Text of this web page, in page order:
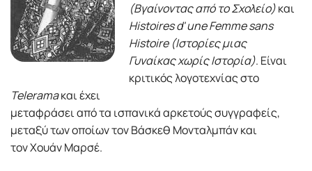
(Βγαίνοντας από το Σχολείο)και
Histoires d' une Femme sans
Histoire (Ιστορίες μιας
Γυναίκας χωρίς Ιστορία). Είναι
κριτικός λογοτεχνίας στο
Teleramaκαι έχει
μεταφράσει από τα ισπανικά αρκετούς συγγραφείς,
μεταξύ των οποίων τον Βάσκεθ Μονταλμπάν και
τον Χουάν Μαρσέ.